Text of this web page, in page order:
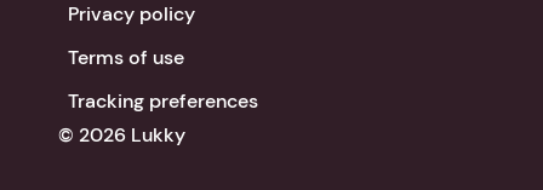
Privacy policy
Terms of use
Tracking preferences
© 2026 Lukky